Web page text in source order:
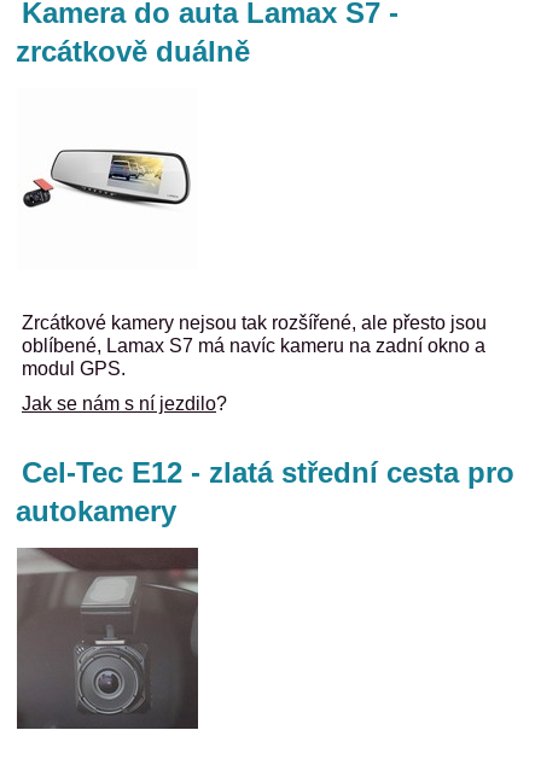
Kamera do auta Lamax S7 -
zrcátkově duálně
Zrcátkové kamery nejsou tak rozšířené, ale přesto jsou
oblíbené, Lamax S7 má navíc kameru na zadní okno a
modul GPS.
Jak se nám s ní jezdilo?
Cel-Tec E12 - zlatá střední cesta pro
autokamery